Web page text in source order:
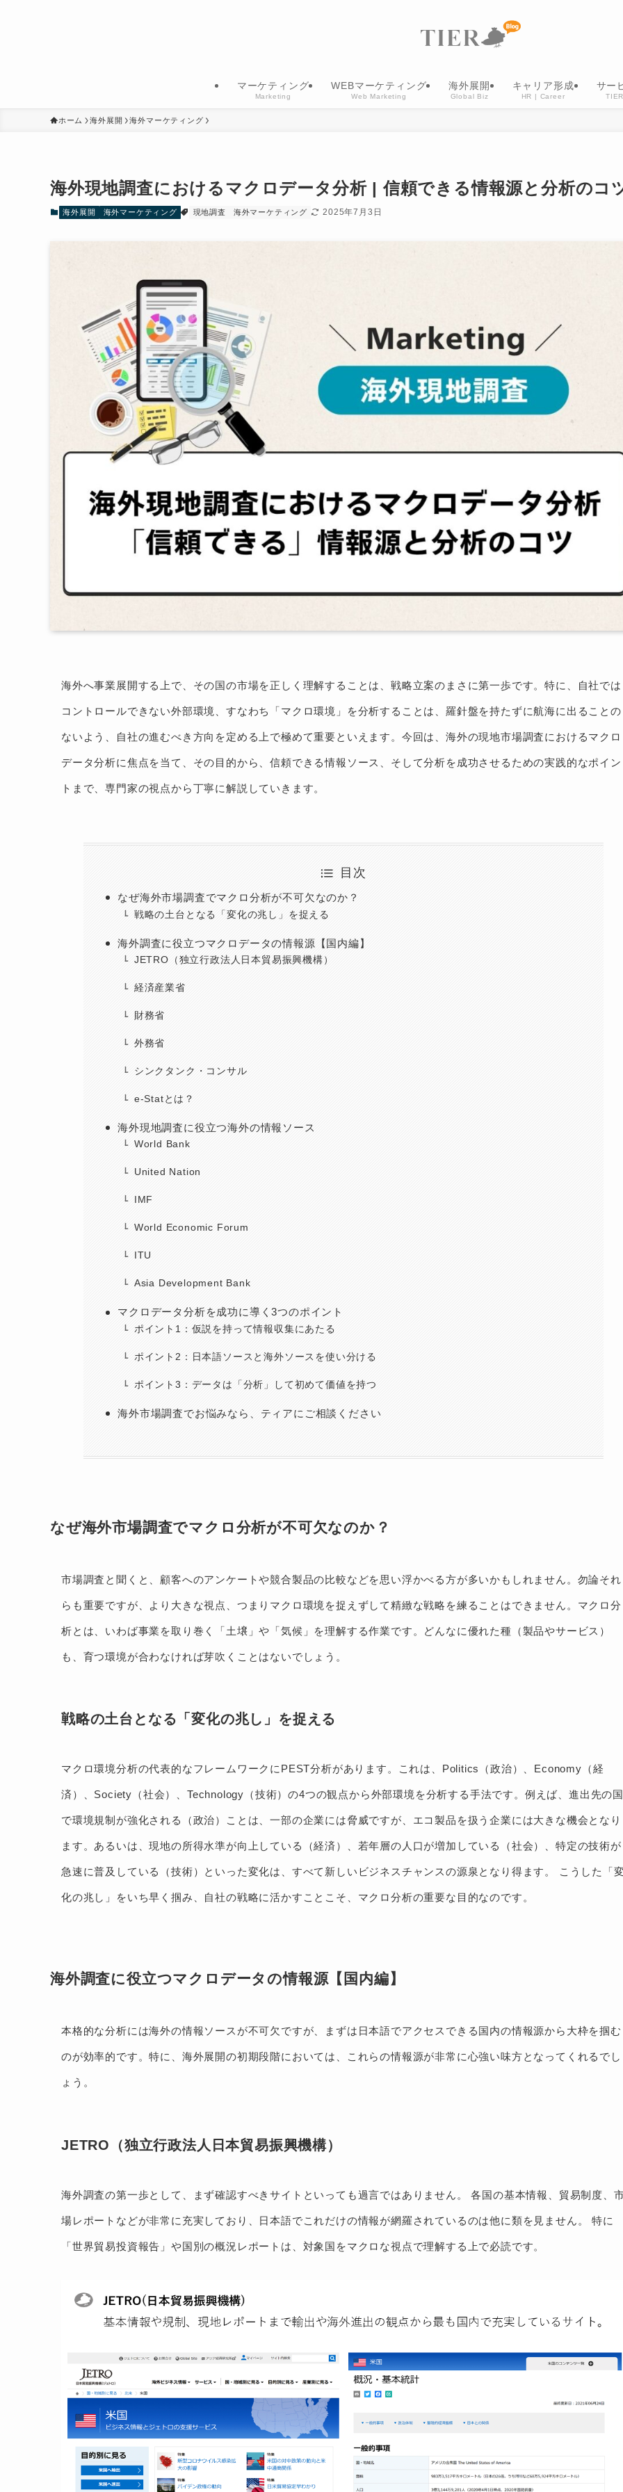
マーケティング
Marketing
WEBマーケティング
Web Marketing
海外展開
Global Biz
キャリア形成
HR | Career
サー
ホーム 海外展開 海外マーケティング
海外現地調査におけるマクロデータ分析 | 信頼できる情報源と分析のコ
海外展開 海外マーケティング 現地調査 海外マーケティング 2025年7月3日
海外へ事業展開する上で、その国の市場を正しく理解することは、戦略立案のまさに第一歩です。特に、自社では
コントロールできない外部環境、すなわち「マクロ環境」を分析することは、羅針盤を持たずに航海に出ることの
ないよう、自社の進むべき方向を定める上で極めて重要といえます。今回は、海外の現地市場調査におけるマクロ
データ分析に焦点を当て、その目的から、信頼できる情報ソース、そして分析を成功させるための実践的なポイン
トまで、専門家の視点から丁寧に解説していきます。
目次
なぜ海外市場調査でマクロ分析が不可欠なのか？
戦略の土台となる「変化の兆し」を捉える
海外調査に役立つマクロデータの情報源【国内編】
JETRO（独立行政法人日本貿易振興機構）
経済産業省
財務省
外務省
シンクタンク・コンサル
e-Statとは？
海外現地調査に役立つ海外の情報ソース
World Bank
United Nation
IMF
World Economic Forum
ITU
Asia Development Bank
マクロデータ分析を成功に導く3つのポイント
ポイント1：仮説を持って情報収集にあたる
ポイント2：日本語ソースと海外ソースを使い分ける
ポイント3：データは「分析」して初めて価値を持つ
海外市場調査でお悩みなら、ティアにご相談ください
なぜ海外市場調査でマクロ分析が不可欠なのか？
市場調査と聞くと、顧客へのアンケートや競合製品の比較などを思い浮かべる方が多いかもしれません。勿論それ
らも重要ですが、より大きな視点、つまりマクロ環境を捉えずして精緻な戦略を練ることはできません。マクロ分
析とは、いわば事業を取り巻く「土壌」や「気候」を理解する作業です。どんなに優れた種（製品やサービス）
も、育つ環境が合わなければ芽吹くことはないでしょう。
戦略の土台となる「変化の兆し」を捉える
マクロ環境分析の代表的なフレームワークにPEST分析があります。これは、Politics（政治）、Economy（経
済）、Society（社会）、Technology（技術）の4つの観点から外部環境を分析する手法です。例えば、進出先の国
で環境規制が強化される（政治）ことは、一部の企業には脅威ですが、エコ製品を扱う企業には大きな機会となり
ます。あるいは、現地の所得水準が向上している（経済）、若年層の人口が増加している（社会）、特定の技術が
急速に普及している（技術）といった変化は、すべて新しいビジネスチャンスの源泉となり得ます。 こうした「
化の兆し」をいち早く掴み、自社の戦略に活かすことこそ、マクロ分析の重要な目的なのです。
海外調査に役立つマクロデータの情報源【国内編】
本格的な分析には海外の情報ソースが不可欠ですが、まずは日本語でアクセスできる国内の情報源から大枠を掴む
のが効率的です。特に、海外展開の初期段階においては、これらの情報源が非常に心強い味方となってくれるでし
ょう。
JETRO（独立行政法人日本貿易振興機構）
海外調査の第一歩として、まず確認すべきサイトといっても過言ではありません。 各国の基本情報、貿易制度、
場レポートなどが非常に充実しており、日本語でこれだけの情報が網羅されているのは他に類を見ません。 特に
「世界貿易投資報告」や国別の概況レポートは、対象国をマクロな視点で理解する上で必読です。